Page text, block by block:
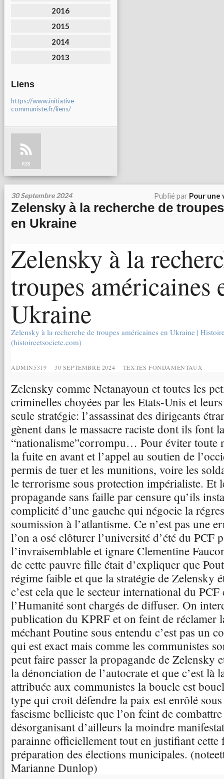
2016
2015
2014
2013
Liens
https://www.initiative-
communiste.fr/liens/
RSS
30 Septembre 2024 Publié par Pour une
Zelensky à la recherche de
en Ukraine
Zelensky à la
troupes américaines
Ukraine
Zelensky à la recherche de troupes américaines en Ukraine |
(histoireetsociete.com)
ADMIN5319 30 SEPTEMBRE 2024 TEXTES FONDAMENTAUX
Zelensky comme Netanayoun et toutes les
criminelles choyées par les Etats-Unis et
seule stratégie: l’assassinat des dirigeants
gènent dans le massacre raciste dont ils font
“nationalisme”corrompu… Pour éviter toute
la fuite en avant et l’appel au soutien de
permis de tuer et les munitions, voire les
le terrorisme sous protection impérialiste. Et
propagande sans faille par censure qu’ils
complicité d’une gauche qui négocie la
soumission à l’atlantisme. Ce n’est pas une
l’on a osé clôturer l’université d’été du PCF
l’invraisemblable et ignare Clementine
de cette pauvre fille était d’expliquer que
régime faible et que la stratégie de Zelensky
c’est cela que le secteur international du PCF
l’Humanité sont chargés de diffuser. On
publication du KPRF et on feint de réclamer
méchant Poutine sous entendu c’est pas un
qui est exact mais comme les communistes
peut faire passer la propagande de Zelensky
la dénonciation de l’autocrate et que c’est là
attribuée aux communistes la boucle est
type qui croit défendre la paix est enrôlé
fascisme belliciste que l’on feint de
désorganisant d’ailleurs la moindre
parainne officiellement tout en justifiant cette
préparation des élections municipales.
Marianne Dunlop)